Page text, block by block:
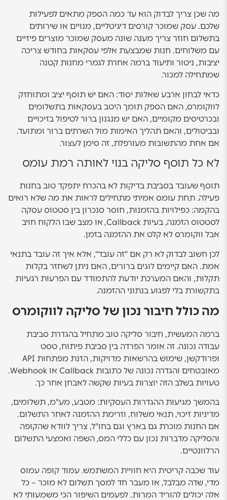
מה שכן צריך לבדוק הוא עד כמה הספק מתאים לפעילות
שלכם. עסק שמוכר קורסים דיגיטליים, מנויים או שירותים
בתשלום חוזר צריך מענה שונה מעסק שמוכר מוצרים פיזיים
עם משלוחים. חנות שמבצעת אלפי עסקאות בחודש צריכה
יציבות, ניטור ותיעוד ברמה אחרת לגמרי מחנות קטנה
שמתחילה למכור.
כדאי לבחון ארבע שאלות יסוד: האם יש תוסף יציב ומתוחזק
לווקומרס, האם הספק תומך היטב בעסקאות בתשלומים
ובכרטיסים מקומיים, האם יש מנגנון ברור לטיפול בזיכויים
ובביטולים, והאם תהליך האימות מול השרתים ברור ומתועד.
אם אחת מהתשובות מעורפלת, זה סימן לעצור.
לא כל תוסף סליקה בנוי לאותה רמת עומס
תוסף שעובד בסביבת בדיקות לא בהכרח יתפקד טוב בחנות
פעילה. תחת עומס אמיתי מתחילים לראות את מה שלא רואים
בהקמה: כפילויות בהזמנות, חוסר סנכרון בין סטטוס עסקה
לסטטוס הזמנה, בעיות Callback, או מצב שבו הלקוח חויב
אבל ווקומרס לא קלט את ההזמנה בזמן.
לכן חשוב לבדוק לא רק אם "זה עובד", אלא איך זה עובד בתנאי
אמת. האם קיימים לוגים ברורים, האם ניתן לשחזר בקלות
תקלות, והאם המערכת יודעת להתמודד עם הפרעות רגעיות
בתקשורת בלי לפגוע בנתוני ההזמנה.
מה כולל חיבור נכון של סליקה לווקומרס
ברמה המעשית, חיבור סליקה טוב מתחיל בהגדרת סביבת
עבודה נכונה. זה אומר הפרדה בין סביבת פיתוח, טסט
ופרודקשן, שימוש בהרשאות מדויקות, הזנת מפתחות API
מאובטחים והגדרה נכונה של כתובות Callback או Webhook.
טעויות בשלב הזה יוצרות בעיות שקשה לאבחן אחר כך.
בהמשך מגיעות ההגדרות העסקיות: מטבע, מע"מ, תשלומים,
מדיניות זיכוי, תנאי משלוח, וזרימת ההזמנה לאחר התשלום.
אם החנות מוכרת גם בארץ וגם בחו"ל, צריך לוודא שהקופה
והסליקה מדברות נכון עם כללי המס, השפה ואמצעי התשלום
הרלוונטיים.
עוד שכבה קריטית היא חוויית המשתמש. עמוד קופה עמוס
מדי, שדה מבלבל, או מעבר חד למסך תשלום לא מוכר – כל
אלה יכולים להוריד המרות. לפעמים השיפור הכי משמעותי לא